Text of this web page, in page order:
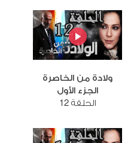
ولادة من الخاصرة
الجزء الأول
الحلقة 12